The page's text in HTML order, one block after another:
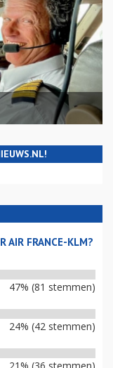
AIR FRANCE-KLM?
47% (81 stemmen)
24% (42 stemmen)